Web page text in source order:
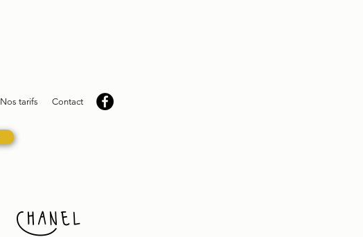
Nos tarifs Contact
Chanel